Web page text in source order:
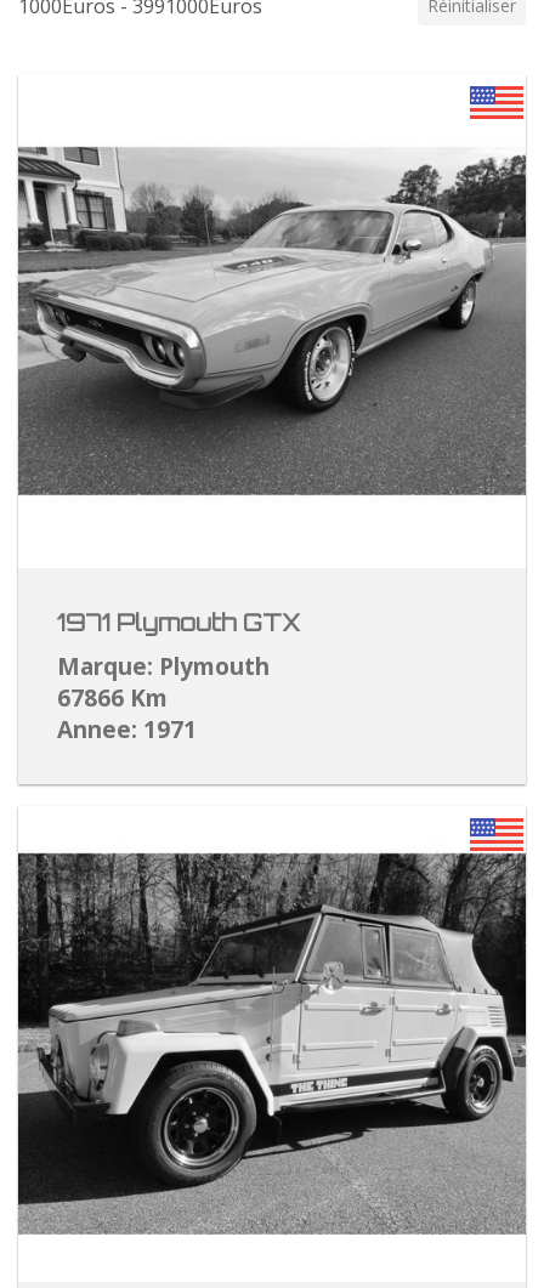
1000Euros - 3991000Euros Réinitialiser
1971 Plymouth GTX
Marque: Plymouth
67866 Km
Annee: 1971